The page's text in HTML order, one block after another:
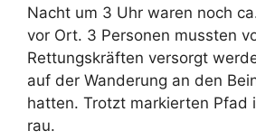
Nacht um 3 Uhr waren noch
vor Ort. 3 Personen mussten
Rettungskräften versorgt
auf der Wanderung an den
hatten. Trotzt markierten Pfad
rau.